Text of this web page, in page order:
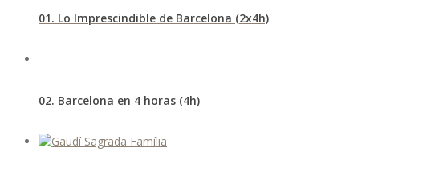
01. Lo Imprescindible de Barcelona (2x4h)
02. Barcelona en 4 horas (4h)